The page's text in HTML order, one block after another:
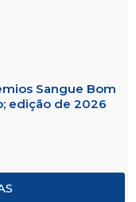
Sangue Bom
edição de 2026